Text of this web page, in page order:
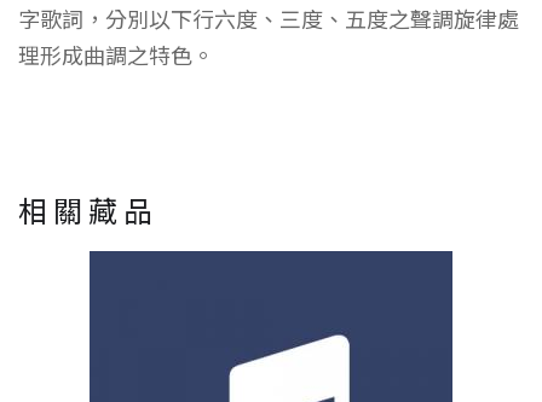
字歌詞，分別以下行六度、三度、五度之聲調旋律處
理形成曲調之特色。
相關藏品